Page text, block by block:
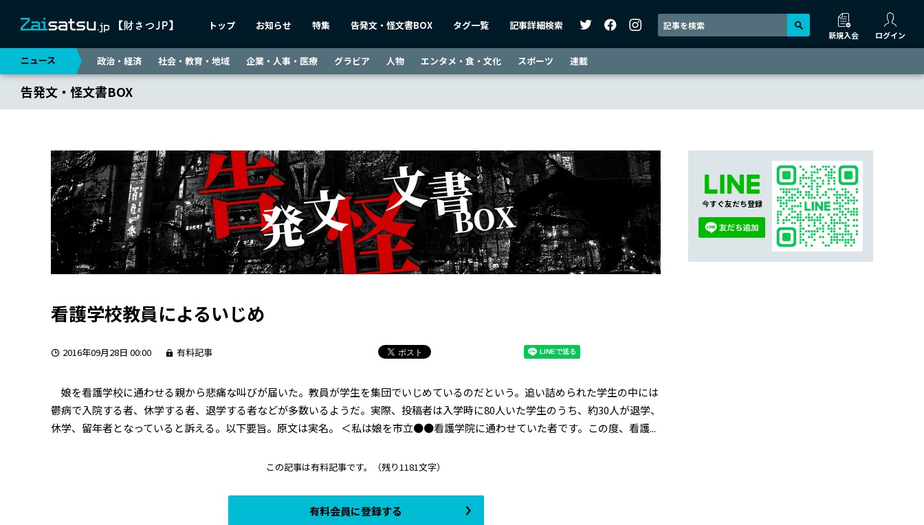
トップ お知らせ 特集 告発文・怪文書BOX タグ一覧 記事詳細検索
新規入会 ログイン
ニュース 政治・経済 社会・教育・地域 企業・人事・医療 グラビア 人物 エンタメ・食・文化 スポーツ 連載
告発文・怪文書BOX
看護学校教員によるいじめ
2016年09月28日 00:00 有料記事
娘を看護学校に通わせる親から悲痛な叫びが届いた。教員が学生を集団でいじめているのだという。追い詰められた学生の中には
鬱病で入院する者、休学する者、退学する者などが多数いるようだ。実際、投稿者は入学時に80人いた学生のうち、約30人が退学、
休学、留年者となっていると訴える。以下要旨。原文は実名。 ＜私は娘を市立●●看護学院に通わせていた者です。この度、看護...
この記事は有料記事です。 （残り1181文字）
有料会員に登録する
今すぐ友だち登録